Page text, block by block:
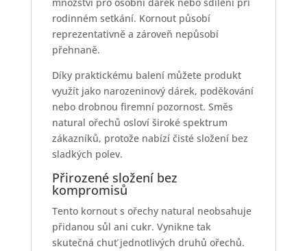
množství pro osobní dárek nebo sdílení při
rodinném setkání. Kornout působí
reprezentativně a zároveň nepůsobí
přehnaně.
Díky praktickému balení můžete produkt
využít jako narozeninový dárek, poděkování
nebo drobnou firemní pozornost. Směs
natural ořechů osloví široké spektrum
zákazníků, protože nabízí čisté složení bez
sladkých polev.
Přirozené složení bez
kompromisů
Tento kornout s ořechy natural neobsahuje
přidanou sůl ani cukr. Vynikne tak
skutečná chuť jednotlivých druhů ořechů.